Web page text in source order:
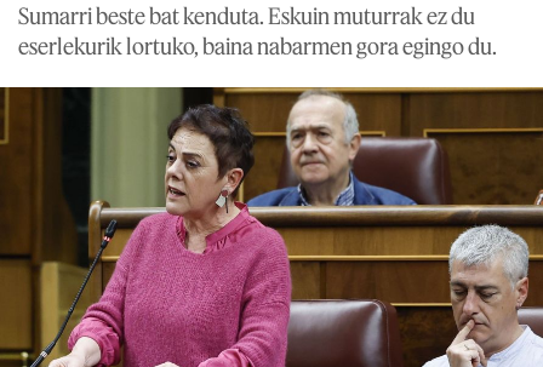
Sumarri beste bat kenduta. Eskuin muturrak ez du
eserlekurik lortuko, baina nabarmen gora egingo du.